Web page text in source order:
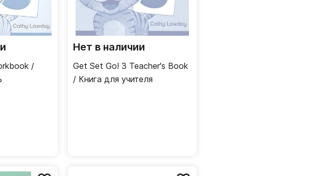
/
Нет в наличии
Get Set Go! 3 Teacher's Book
/ Книга для учителя